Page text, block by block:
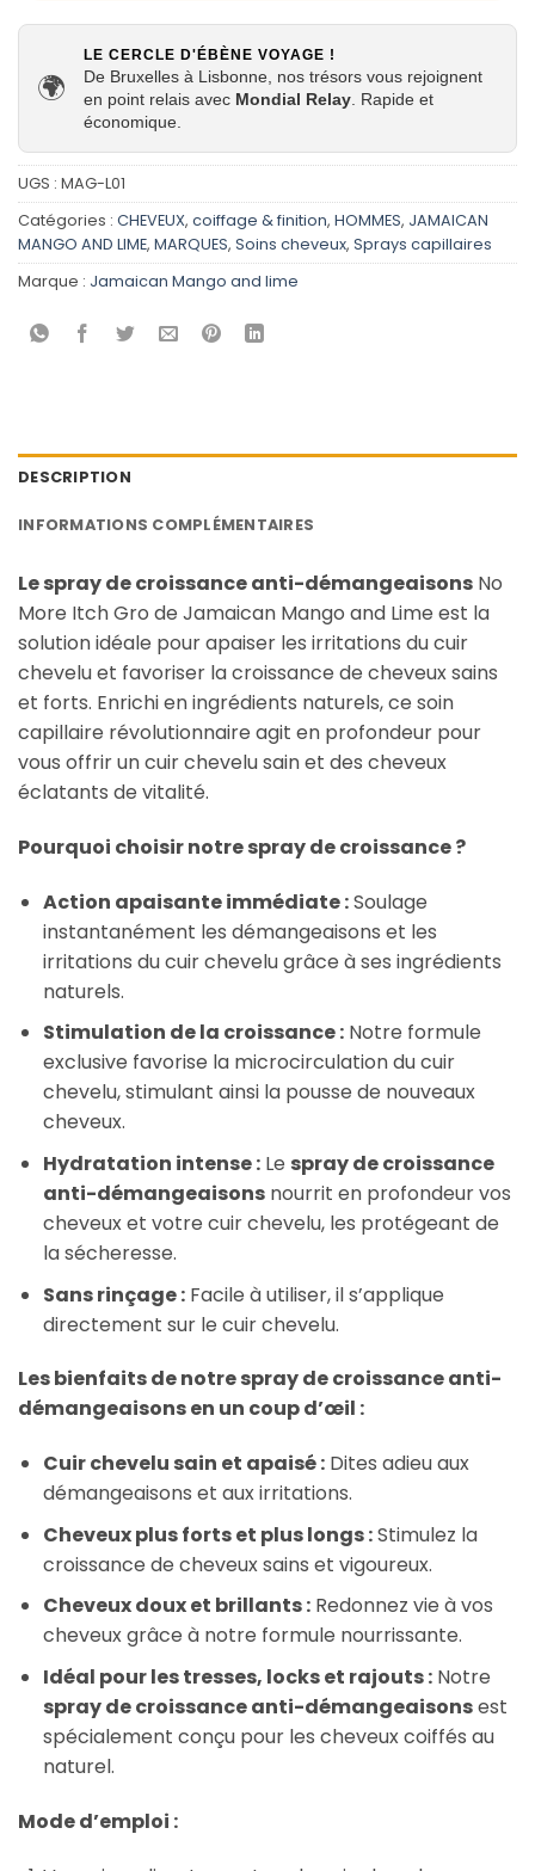
🌍
LE CERCLE D'ÉBÈNE VOYAGE !
De Bruxelles à Lisbonne, nos trésors vous rejoignent
en point relais avec Mondial Relay. Rapide et
économique.
UGS : MAG-L01
Catégories : CHEVEUX, coiffage & finition, HOMMES, JAMAICAN
MANGO AND LIME, MARQUES, Soins cheveux, Sprays capillaires
Marque : Jamaican Mango and lime
DESCRIPTION
INFORMATIONS COMPLÉMENTAIRES
Le spray de croissance anti-démangeaisons No
More Itch Gro de Jamaican Mango and Lime est la
solution idéale pour apaiser les irritations du cuir
chevelu et favoriser la croissance de cheveux sains
et forts. Enrichi en ingrédients naturels, ce soin
capillaire révolutionnaire agit en profondeur pour
vous offrir un cuir chevelu sain et des cheveux
éclatants de vitalité.
Pourquoi choisir notre spray de croissance ?
Action apaisante immédiate :Soulage
instantanément les démangeaisons et les
irritations du cuir chevelu grâce à ses ingrédients
naturels.
Stimulation de la croissance :Notre formule
exclusive favorise la microcirculation du cuir
chevelu, stimulant ainsi la pousse de nouveaux
cheveux.
Hydratation intense :Le spray de croissance
anti-démangeaisonsnourrit en profondeur vos
cheveux et votre cuir chevelu, les protégeant de
la sécheresse.
Sans rinçage :Facile à utiliser, il s’applique
directement sur le cuir chevelu.
Les bienfaits de notrespray de croissance anti-
démangeaisonsen un coup d’œil :
Cuir chevelu sain et apaisé :Dites adieu aux
démangeaisons et aux irritations.
Cheveux plus forts et plus longs :Stimulez la
croissance de cheveux sains et vigoureux.
Cheveux doux et brillants :Redonnez vie à vos
cheveux grâce à notre formule nourrissante.
Idéal pour les tresses, locks et rajouts :Notre
spray de croissance anti-démangeaisonsest
spécialement conçu pour les cheveux coiffés au
naturel.
Mode d’emploi :